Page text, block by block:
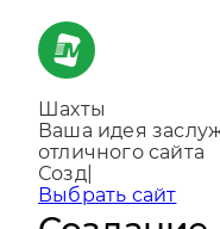
Шахты
Ваша идея
отличного сайта
Создаем,
развиваться|
Выбрать сайт